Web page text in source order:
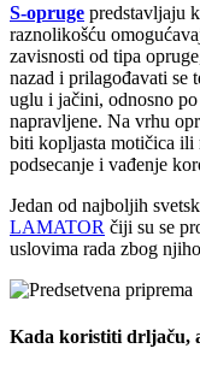
S-opruge predstavljaju
raznolikošću
zavisnosti od tipa
nazad i prilagođavati se
uglu i jačini, odnosno
napravljene. Na vrhu
biti kopljasta motičica ili
podsecanje i vađenje
Jedan od najboljih
LAMATOR čiji su se
uslovima rada zbog
Kada koristiti drljaču,